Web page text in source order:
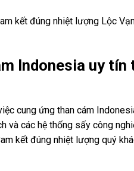
kết đúng nhiệt lượng Lộc
Indonesia uy
cung ứng than cám
các hệ thống sấy công
kết đúng nhiệt lượng quý